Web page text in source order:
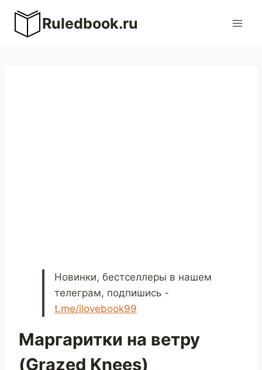
Перейти
содержимому
Ruledbook.ru
Новинки, бестселлеры в нашем
телеграм, подпишись -
t.me/ilovebook99
Маргаритки на ветру
(Grazed Knees)